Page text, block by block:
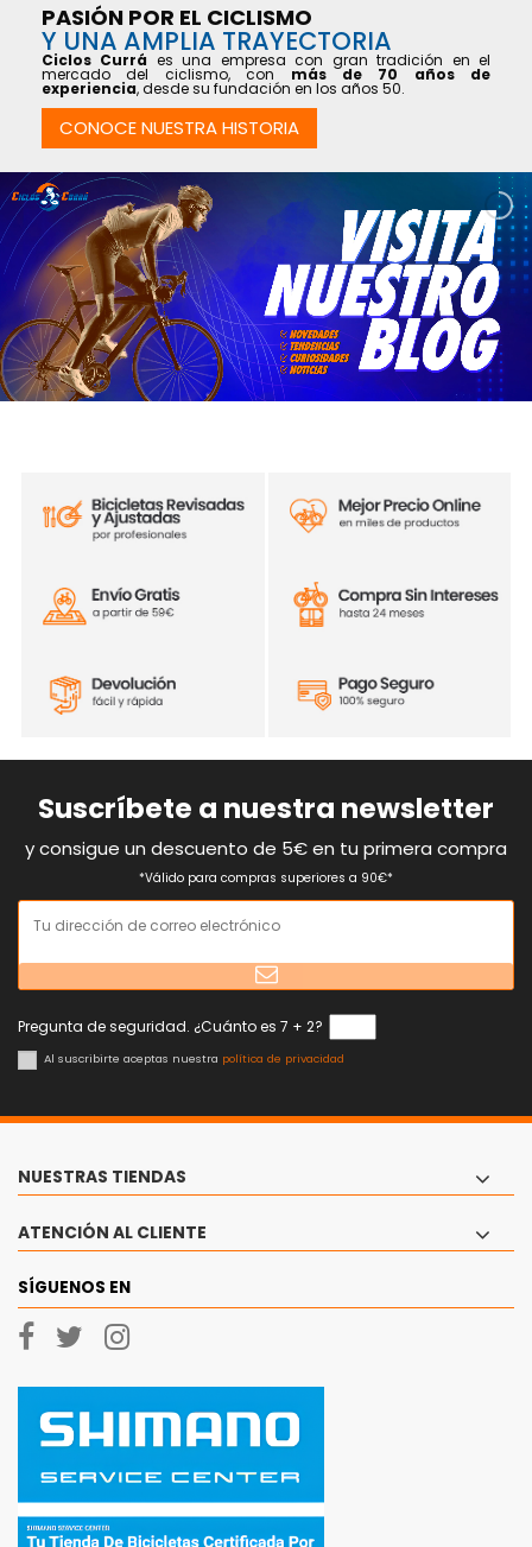
PASIÓN POR EL CICLISMO
Y UNA AMPLIA TRAYECTORIA
Ciclos Currá es una empresa con gran tradición en el
mercado del ciclismo, con más de 70 años de
experiencia, desde su fundación en los años 50.
CONOCE NUESTRA HISTORIA
Suscríbete a nuestra newsletter
y consigue un descuento de 5€ en tu primera compra
*Válido para compras superiores a 90€*
Pregunta de seguridad. ¿Cuánto es 7 + 2?
Al suscribirte aceptas nuestra política de privacidad
NUESTRAS TIENDAS
ATENCIÓN AL CLIENTE
SÍGUENOS EN